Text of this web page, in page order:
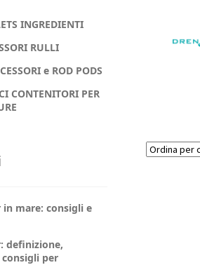
INGREDIENTI
RULLI
e ROD PODS
CONTENITORI PER
in mare: consigli e
definizione,
per